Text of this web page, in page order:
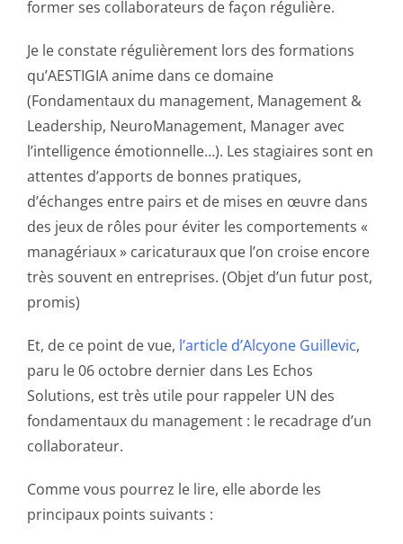
former ses collaborateurs de façon régulière.
Je le constate régulièrement lors des formations
qu’AESTIGIA anime dans ce domaine
(Fondamentaux du management, Management &
Leadership, NeuroManagement, Manager avec
l’intelligence émotionnelle…). Les stagiaires sont en
attentes d’apports de bonnes pratiques,
d’échanges entre pairs et de mises en œuvre dans
des jeux de rôles pour éviter les comportements «
managériaux » caricaturaux que l’on croise encore
très souvent en entreprises. (Objet d’un futur post,
promis)
Et, de ce point de vue, l’article d’Alcyone Guillevic,
paru le 06 octobre dernier dans Les Echos
Solutions, est très utile pour rappeler UN des
fondamentaux du management : le recadrage d’un
collaborateur.
Comme vous pourrez le lire, elle aborde les
principaux points suivants :